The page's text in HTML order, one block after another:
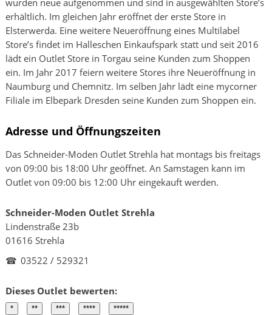
wurden neue aufgenommen und sind in ausgewählten Store’s
erhältlich. Im gleichen Jahr eröffnet der erste Store in
Elsterwerda. Eine weitere Neueröffnung eines Multilabel
Store’s findet im Halleschen Einkaufspark statt und seit 2016
lädt ein Outlet Store in Torgau seine Kunden zum Shoppen
ein. Im Jahr 2017 feiern weitere Stores ihre Neueröffnung in
Naumburg und Chemnitz. Im selben Jahr lädt eine mycorner
Filiale im Elbepark Dresden seine Kunden zum Shoppen ein.
Adresse und Öffnungszeiten
Das Schneider-Moden Outlet Strehla hat montags bis freitags
von 09:00 bis 18:00 Uhr geöffnet. An Samstagen kann im
Outlet von 09:00 bis 12:00 Uhr eingekauft werden.
Schneider-Moden Outlet Strehla
Lindenstraße 23b
01616 Strehla
☎ 03522 / 529321
Dieses Outlet bewerten: